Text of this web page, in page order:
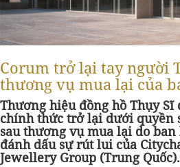
Corum trở lại tay người
thương vụ mua lại của
Thương hiệu đồng hồ Thụy Sĩ
chính thức trở lại dưới quyền
sau thương vụ mua lại do
đánh dấu sự rút lui của
Jewellery Group (Trung Quốc).